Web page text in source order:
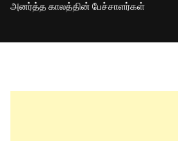
அனர்த்த காலத்தின் பேச்சாளர்கள்